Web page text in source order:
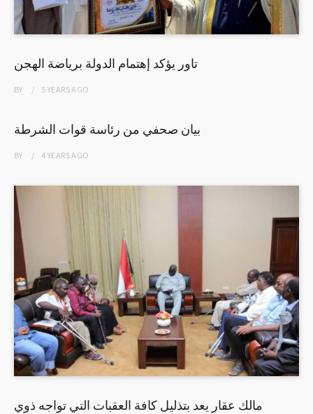
تاور يؤكد إهتمام الدولة برياضة الهجن
BY 5 YEARSAGO
بيان صحفي من رئاسة قوات الشرطة
BY 4 YEARSAGO
مالك عقار يعد بتذليل كافة العقبات التي تواجه ذوي